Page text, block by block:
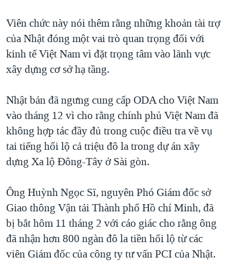
BÊN KIA QUỐC LỘ: TIẾNG VỌNG TỪ NÔNG THÔN MỸ
QUAN HỆ VIỆT MỸ
Viên chức này nói thêm rằng những khoản tài trợ
của Nhật đóng một vai trò quan trọng đối với
kinh tế Việt Nam vì đặt trọng tâm vào lãnh vực
xây dựng cơ sở hạ tầng.
Nhật bản đã ngưng cung cấp ODA cho Việt Nam
vào tháng 12 vì cho rằng chính phủ Việt Nam đã
không hợp tác đầy đủ trong cuộc điều tra về vụ
tai tiếng hối lộ cả triệu đô la trong dự án xây
dựng Xa lộ Đông-Tây ở Sài gòn.
Ông Huỳnh Ngọc Sĩ, nguyên Phó Giám đốc sở
Giao thông Vận tải Thành phố Hồ chí Minh, đã
bị bắt hôm 11 tháng 2 với cáo giác cho rằng ông
đã nhận hơn 800 ngàn đô la tiền hối lộ từ các
viên Giám đốc của công ty tư vấn PCI của Nhật.